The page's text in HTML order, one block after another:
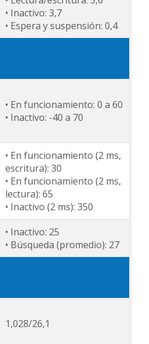
• Inactivo: 3,7
• Espera y suspensión: 0,4
• En funcionamiento: 0 a 60
• Inactivo: -40 a 70
• En funcionamiento (2 ms,
escritura): 30
• En funcionamiento (2 ms,
lectura): 65
• Inactivo (2 ms): 350
• Inactivo: 25
• Búsqueda (promedio): 27
1,028/26,1